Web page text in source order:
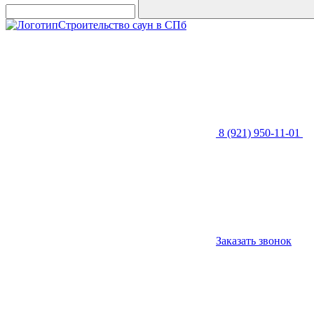
Строительство саун в СПб
8 (921) 950-11-01
Заказать звонок